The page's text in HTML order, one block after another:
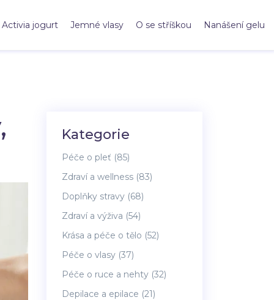
Activia jogurt Jemné vlasy O se stříškou Nanášení gelu
Kategorie
Péče o pleť (85)
Zdraví a wellness (83)
Doplňky stravy (68)
Zdraví a výživa (54)
Krása a péče o tělo (52)
Péče o vlasy (37)
Péče o ruce a nehty (32)
Depilace a epilace (21)